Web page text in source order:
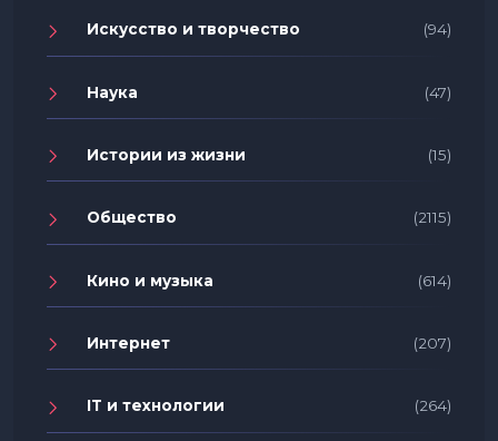
Искусство и творчество (94)
Наука (47)
Истории из жизни (15)
Общество (2115)
Кино и музыка (614)
Интернет (207)
IT и технологии (264)